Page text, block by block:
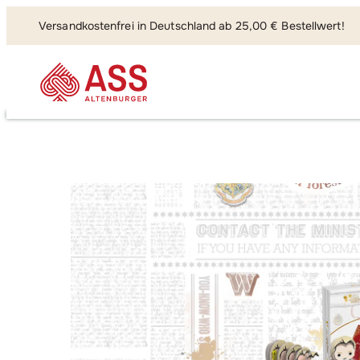
Versandkostenfrei in Deutschland ab 25,00 € Bestellwert!